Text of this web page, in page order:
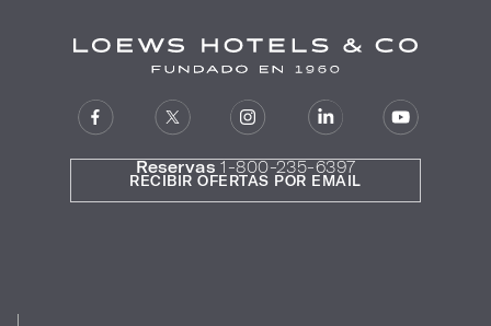
Reservas 1-800-235-6397
RECIBIR OFERTAS POR EMAIL